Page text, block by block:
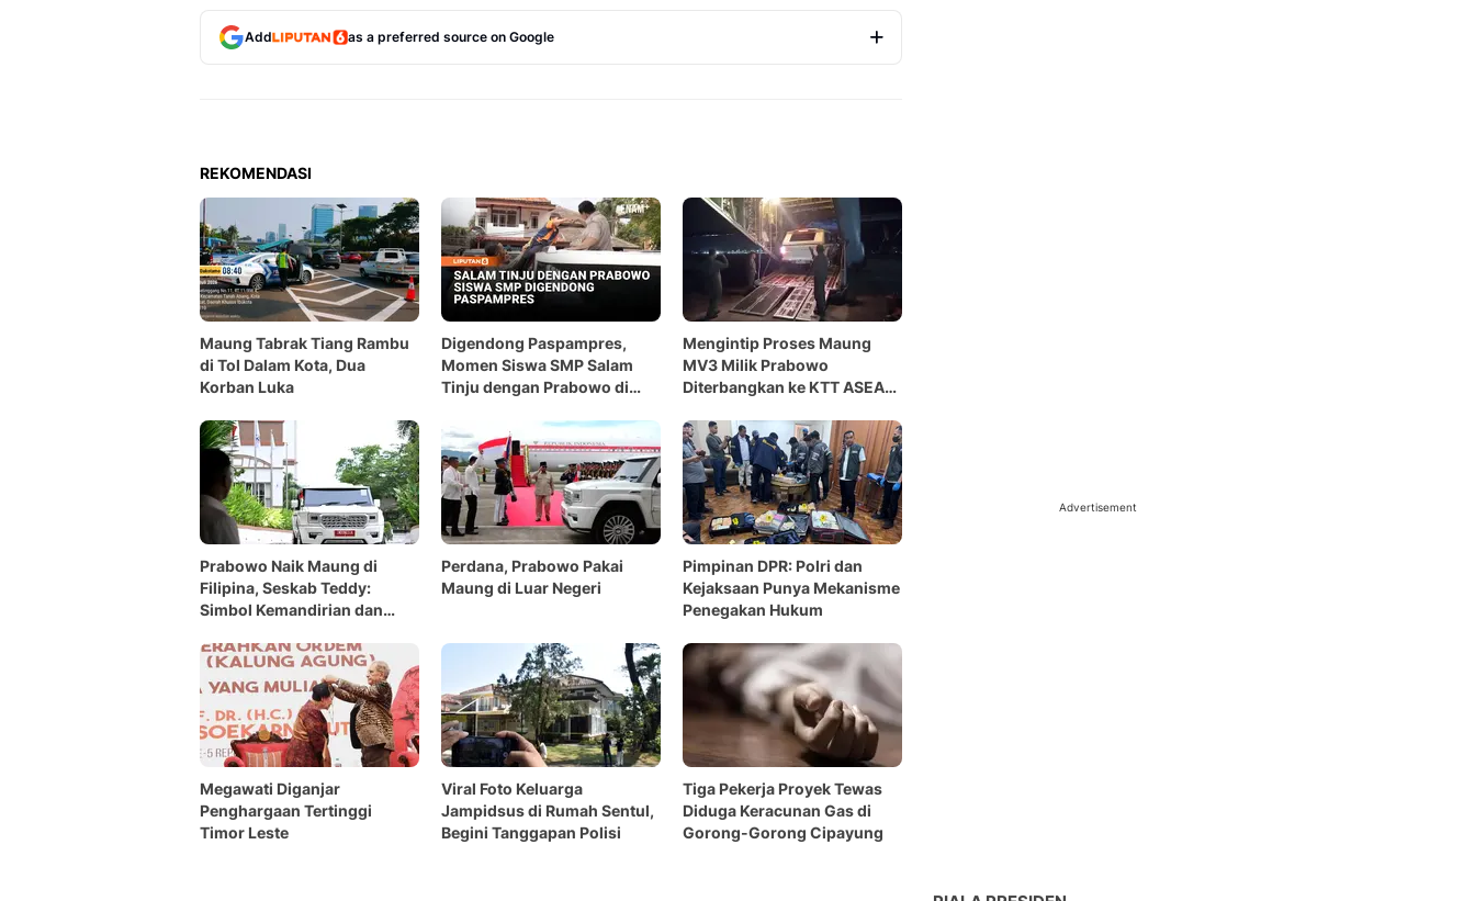
Add as a preferred source on Google
REKOMENDASI
Maung Tabrak Tiang Rambu
di Tol Dalam Kota, Dua
Korban Luka
Digendong Paspampres,
Momen Siswa SMP Salam
Tinju dengan Prabowo di
Mengintip Proses Maung
MV3 Milik Prabowo
Diterbangkan ke KTT ASEAN
Prabowo Naik Maung di
Filipina, Seskab Teddy:
Simbol Kemandirian dan
Perdana, Prabowo Pakai
Maung di Luar Negeri
Pimpinan DPR: Polri dan
Kejaksaan Punya Mekanisme
Penegakan Hukum
Megawati Diganjar
Penghargaan Tertinggi
Timor Leste
Viral Foto Keluarga
Jampidsus di Rumah Sentul,
Begini Tanggapan Polisi
Tiga Pekerja Proyek Tewas
Diduga Keracunan Gas di
Gorong-Gorong Cipayung
Advertisement